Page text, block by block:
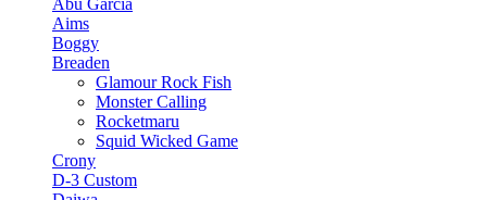
Abu Garcia
Aims
Boggy
Breaden
Glamour Rock Fish
Monster Calling
Rocketmaru
Squid Wicked Game
Crony
D-3 Custom